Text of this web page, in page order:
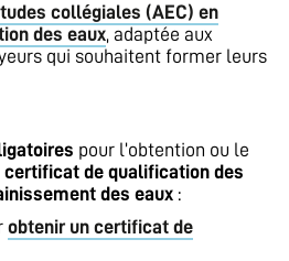
collégiales (AEC) en
des eaux, adaptée aux
qui souhaitent former leurs
pour l’obtention ou le
certificat de qualification des
des eaux :
obtenir un certificat de